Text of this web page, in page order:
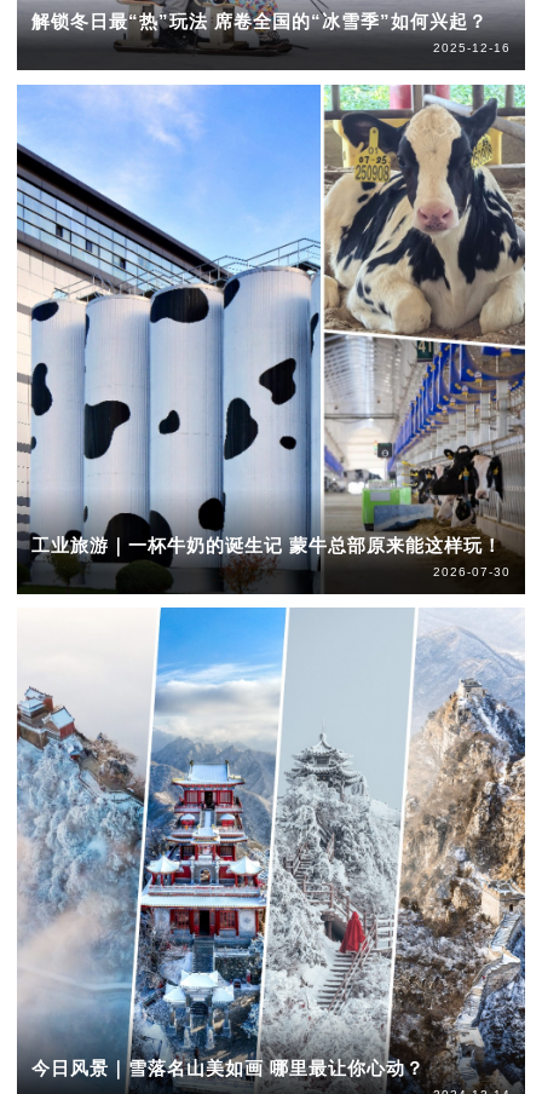
解锁冬日最“热”玩法 席卷全国的“冰雪季”如何兴起？
2025-12-16
工业旅游｜一杯牛奶的诞生记 蒙牛总部原来能这样玩！
2026-07-30
今日风景｜雪落名山美如画 哪里最让你心动？